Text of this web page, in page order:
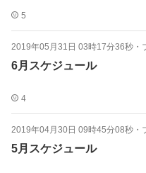
5
2019年05月31日 03時17分36秒 ・
6月スケジュール
4
2019年04月30日 09時45分08秒 ・
5月スケジュール